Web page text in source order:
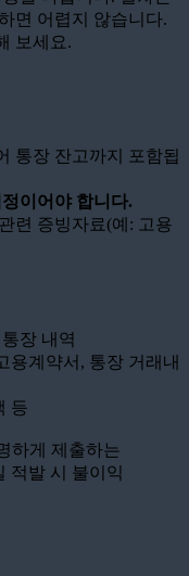
면 어렵지 않습니다.
보세요.
통장 잔고까지 포함됩
이어야 합니다.
련 증빙자료(예: 고용
장 내역
용계약서, 통장 거래내
등
하게 제출하는
적발 시 불이익